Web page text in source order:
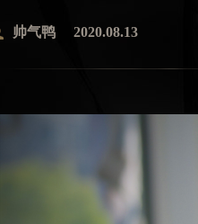
帅气鸭 2020.08.13